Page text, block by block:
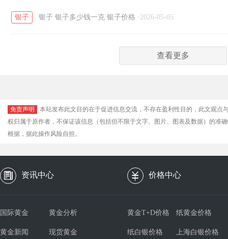
银子 银子 银子多少钱一克 银子价格 · 2026-05-05
查看更多
免责声明
本站发布此文目的在于促进信息交流，不存在盈利性目的，此文观
权归属于原作者，不保证该信息（包括但不限于文字、图片、图表及数据）的准
根据，据此操作风险自担。
资讯中心 价格中心
国际黄金 黄金分析
黄金新闻 现货黄金
黄金T+D价格 纸黄金价格
纸白银价格 上海白银价格